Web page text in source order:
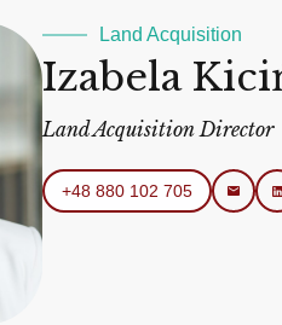
Land Acquisition
Izabela
Land Acquisition Director
+48 880 102 705